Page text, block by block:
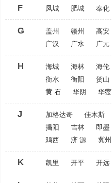
F 凤城 肥城 奉化
G 盖州 赣州 高安
广汉
广水 广元
H 海城 海林 海伦
衡水
衡阳 贺山
黄 石
华阴 华蓥
J 加格达奇 佳木斯
揭阳
吉林 即墨
鸡西
济 源 冀州
K 凯里 开平 开远